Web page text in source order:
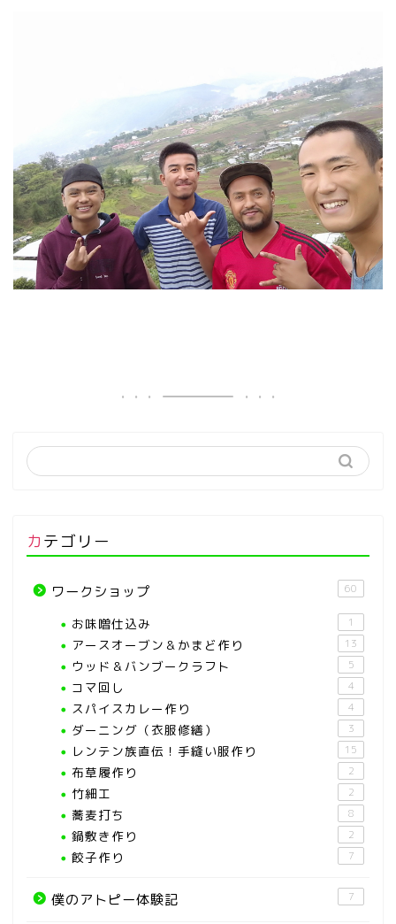
カテゴリー
ワークショップ 60
お味噌仕込み 1
アースオーブン＆かまど作り 13
ウッド＆バンブークラフト 5
コマ回し 4
スパイスカレー作り 4
ダーニング（衣服修繕） 3
レンテン族直伝！手縫い服作り 15
布草履作り 2
竹細工 2
蕎麦打ち 8
鍋敷き作り 2
餃子作り 7
僕のアトピー体験記 7